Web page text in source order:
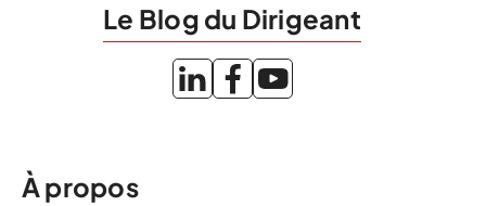
Le Blog du Dirigeant
À propos